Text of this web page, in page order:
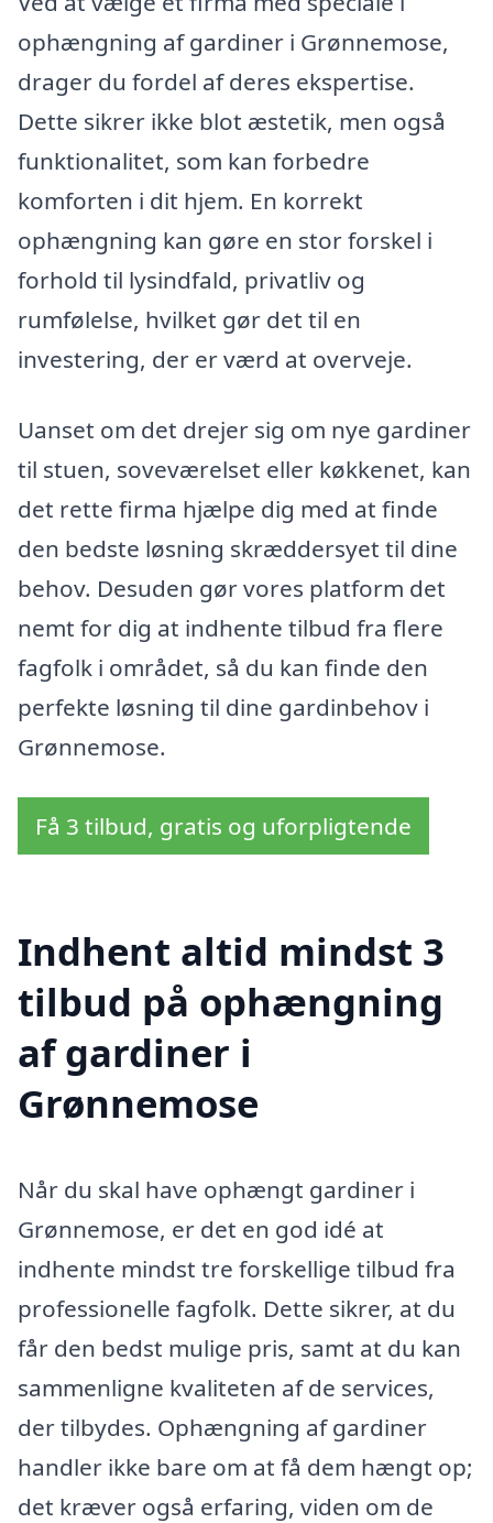
ophængning af gardiner i Grønnemose,
drager du fordel af deres ekspertise.
Dette sikrer ikke blot æstetik, men også
funktionalitet, som kan forbedre
komforten i dit hjem. En korrekt
ophængning kan gøre en stor forskel i
forhold til lysindfald, privatliv og
rumfølelse, hvilket gør det til en
investering, der er værd at overveje.
Uanset om det drejer sig om nye gardiner
til stuen, soveværelset eller køkkenet, kan
det rette firma hjælpe dig med at finde
den bedste løsning skræddersyet til dine
behov. Desuden gør vores platform det
nemt for dig at indhente tilbud fra flere
fagfolk i området, så du kan finde den
perfekte løsning til dine gardinbehov i
Grønnemose.
Få 3 tilbud, gratis og uforpligtende
Indhent altid mindst 3
tilbud på ophængning
af gardiner i
Grønnemose
Når du skal have ophængt gardiner i
Grønnemose, er det en god idé at
indhente mindst tre forskellige tilbud fra
professionelle fagfolk. Dette sikrer, at du
får den bedst mulige pris, samt at du kan
sammenligne kvaliteten af de services,
der tilbydes. Ophængning af gardiner
handler ikke bare om at få dem hængt op;
det kræver også erfaring, viden om de